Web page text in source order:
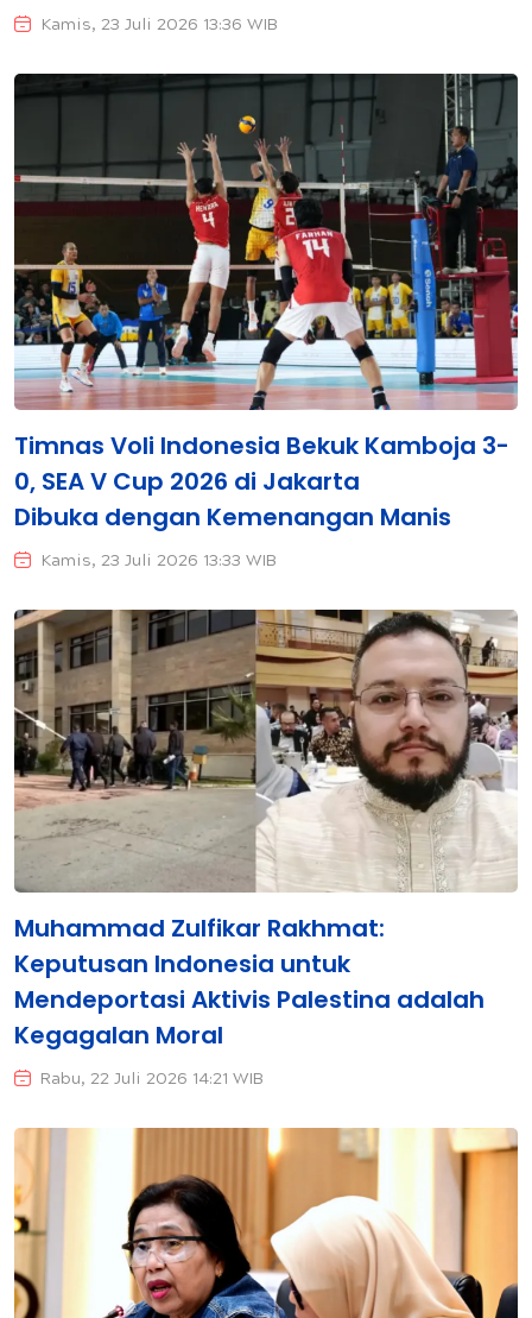
Kamis, 23 Juli 2026 13:36 WIB
Timnas Voli Indonesia Bekuk Kamboja 3-
0, SEA V Cup 2026 di Jakarta
Dibuka dengan Kemenangan Manis
Kamis, 23 Juli 2026 13:33 WIB
Muhammad Zulfikar Rakhmat:
Keputusan Indonesia untuk
Mendeportasi Aktivis Palestina adalah
Kegagalan Moral
Rabu, 22 Juli 2026 14:21 WIB